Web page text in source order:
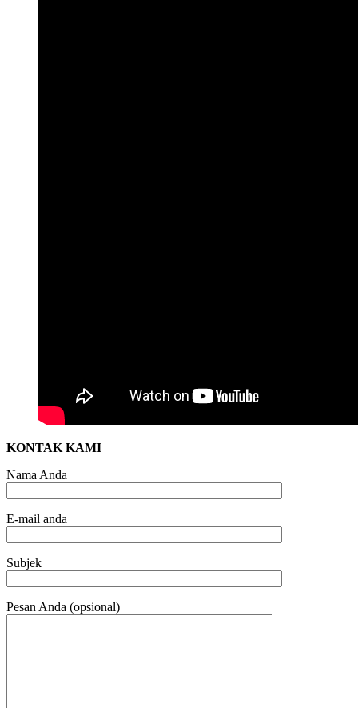
KONTAK KAMI
Nama Anda
E-mail anda
Subjek
Pesan Anda (opsional)